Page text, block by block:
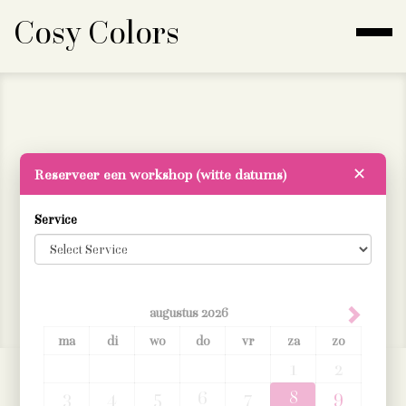
Cosy Colors
Reserveer een workshop (witte datums) ✕
Service
augustus2026
ma
di wo do vr za zo
8
9
Cosy Colors by Grazinka
grazinka@cosycolors.be
0478 99 97 49
Algemene voorwaarden